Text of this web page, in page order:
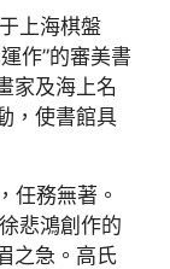
上海棋盤
作”的審美書
家及海上名
，使書館具
任務無著。
悲鴻創作的
之急。高氏